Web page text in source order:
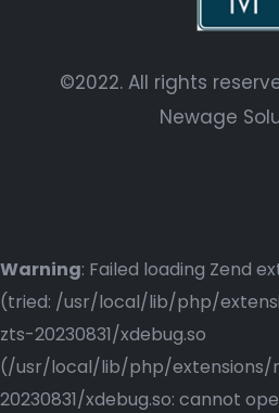
©2022. All rights
Newage
Warning: Failed loading Zend
(tried: /usr/local/lib/php/
zts-20230831/xdebug.so
(/usr/local/lib/php/
20230831/xdebug.so: cannot